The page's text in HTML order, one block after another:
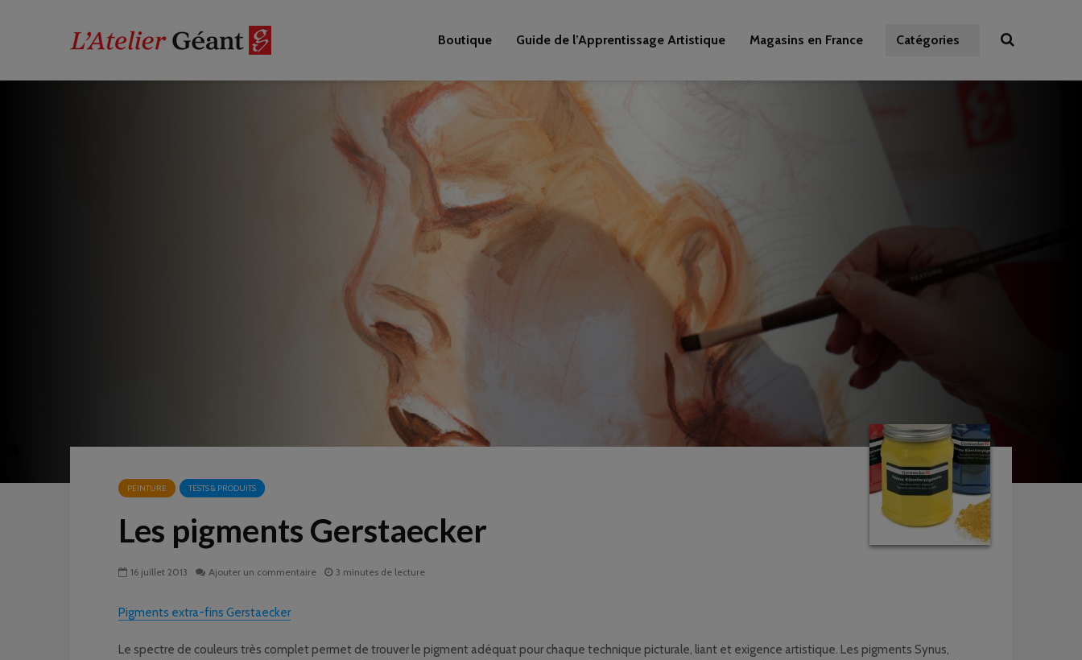
Boutique Guide de l’Apprentissage Artistique Magasins en France Catégories
PEINTURE TESTS & PRODUITS
Les pigments Gerstaecker
16 juillet 2013 Ajouter un commentaire 3 minutes de lecture
Pigments extra-fins Gerstaecker
Le spectre de couleurs très complet permet de trouver le pigment adéquat pour chaque technique picturale, liant et exigence artistique. Les pigments Synus,